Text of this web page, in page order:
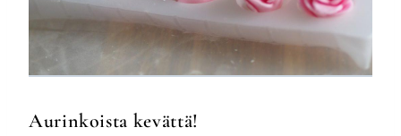
Aurinkoista kevättä!